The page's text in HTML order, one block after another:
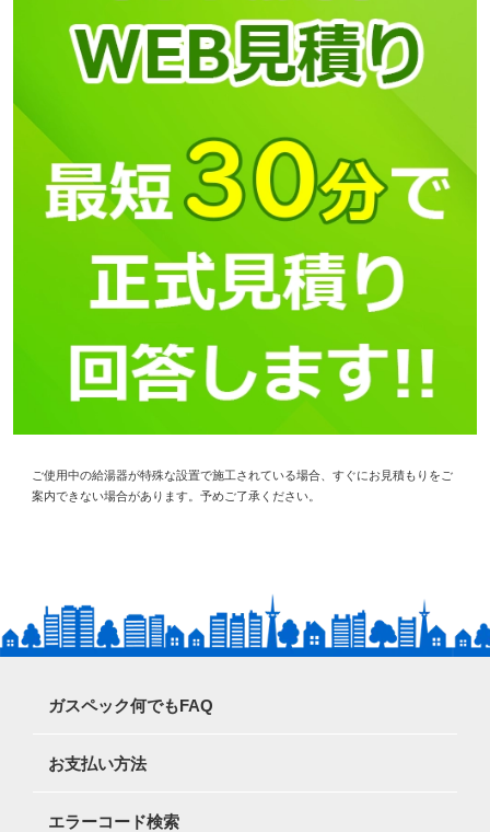
ご使用中の給湯器が特殊な設置で施工されている場合、すぐにお見積もりをご
案内できない場合があります。予めご了承ください。
ガスペック何でもFAQ
お支払い方法
エラーコード検索